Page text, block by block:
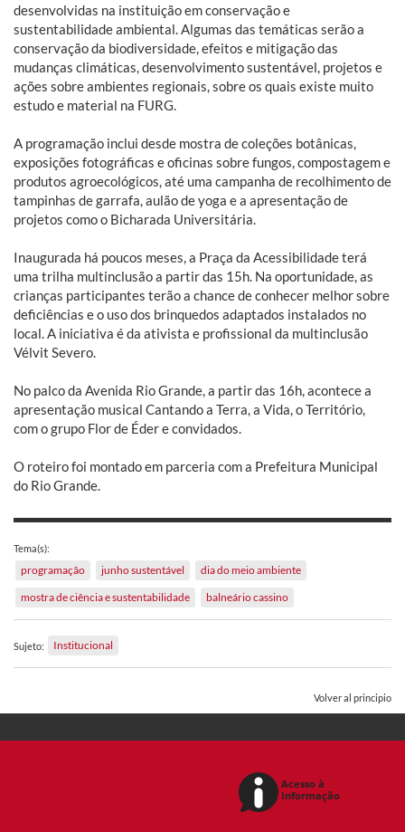
desenvolvidas na instituição em conservação e
sustentabilidade ambiental. Algumas das temáticas serão a
conservação da biodiversidade, efeitos e mitigação das
mudanças climáticas, desenvolvimento sustentável, projetos e
ações sobre ambientes regionais, sobre os quais existe muito
estudo e material na FURG.
A programação inclui desde mostra de coleções botânicas,
exposições fotográficas e oficinas sobre fungos, compostagem e
produtos agroecológicos, até uma campanha de recolhimento de
tampinhas de garrafa, aulão de yoga e a apresentação de
projetos como o Bicharada Universitária.
Inaugurada há poucos meses, a Praça da Acessibilidade terá
uma trilha multinclusão a partir das 15h. Na oportunidade, as
crianças participantes terão a chance de conhecer melhor sobre
deficiências e o uso dos brinquedos adaptados instalados no
local. A iniciativa é da ativista e profissional da multinclusão
Vélvit Severo.
No palco da Avenida Rio Grande, a partir das 16h, acontece a
apresentação musical Cantando a Terra, a Vida, o Território,
com o grupo Flor de Éder e convidados.
O roteiro foi montado em parceria com a Prefeitura Municipal
do Rio Grande.
Tema(s):
programação junho sustentável
dia do meio ambiente
mostra de ciência e sustentabilidade
balneário cassino
Sujeto: Institucional
Volver al principio